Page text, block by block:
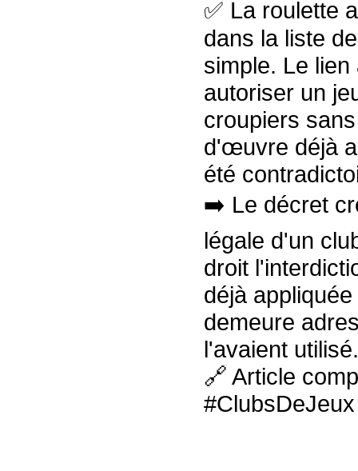
✅ La roulette
dans la liste
simple. Le
autoriser un
croupiers
d'œuvre déjà
été
➡️ Le décret
légale d'un
droit
déjà
demeure
l'avaient utilisé.
🔗 Article